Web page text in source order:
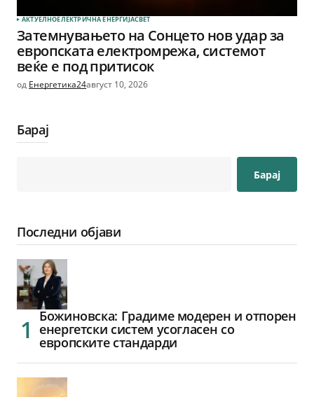
АКТУЕЛНОЕЛЕКТРИЧНА ЕНЕРГИЈАСВЕТ
Затемнувањето на Сонцето нов удар за
европската електромрежа, системот
веќе е под притисок
од Енергетика24август 10, 2026
Барај
Барај
Последни објави
Божиновска: Градиме модерен и отпорен
енергетски систем усогласен со
европските стандарди